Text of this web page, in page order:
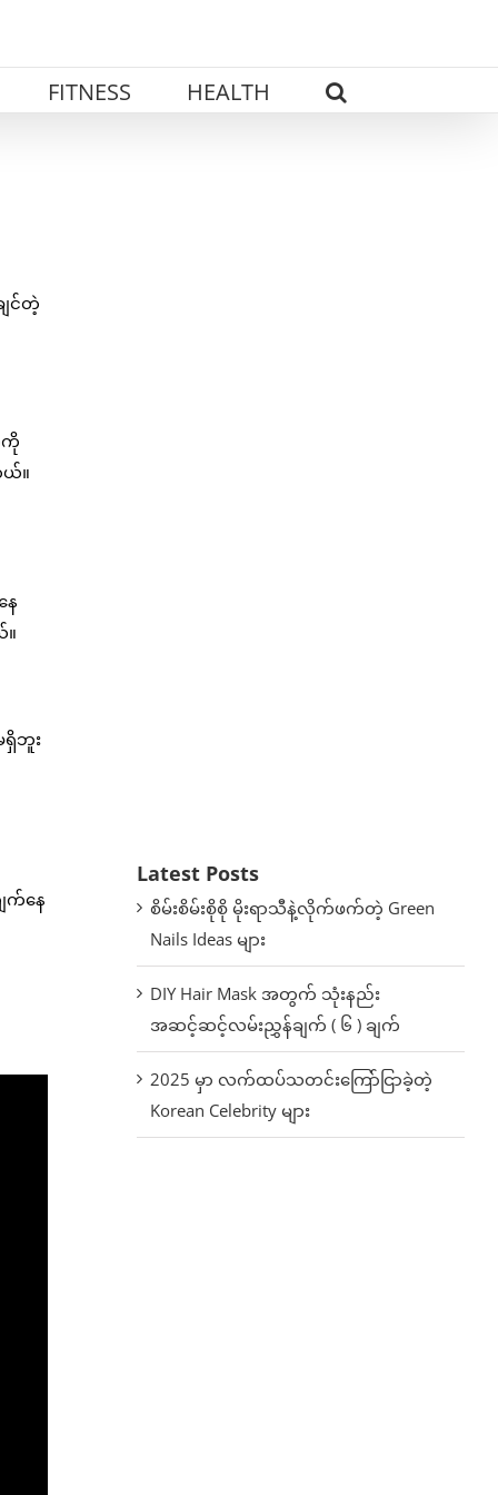
FITNESS HEALTH
င်တဲ့
ကို
။
ေ
ရှိဘူး
က်နေ
Latest Posts
စိမ်းစိမ်းစိုစို မိုးရာသီနဲ့လိုက်ဖက်တဲ့ Green
Nails Ideas များ
DIY Hair Mask အတွက် သုံးနည်း
အဆင့်ဆင့်လမ်းညွှန်ချက် ( ၆ ) ချက်
2025 မှာ လက်ထပ်သတင်းကြော်ငြာခဲ့တဲ့
Korean Celebrity များ